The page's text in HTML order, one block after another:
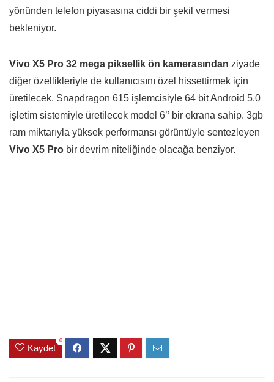
yönünden telefon piyasasına ciddi bir şekil vermesi
bekleniyor.
Vivo X5 Pro 32 mega piksellik ön kamerasından ziyade
diğer özellikleriyle de kullanıcısını özel hissettirmek için
üretilecek. Snapdragon 615 işlemcisiyle 64 bit Android 5.0
işletim sistemiyle üretilecek model 6’’ bir ekrana sahip. 3gb
ram miktarıyla yüksek performansı görüntüyle sentezleyen
Vivo X5 Pro bir devrim niteliğinde olacağa benziyor.
Kaydet
0